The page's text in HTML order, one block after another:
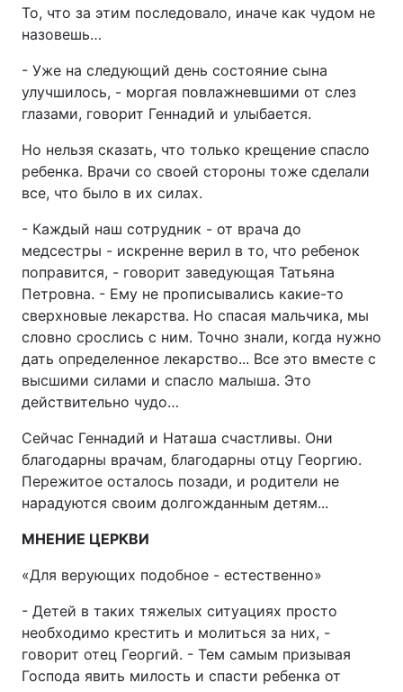
То, что за этим последовало, иначе как чудом не
назовешь…
- Уже на следующий день состояние сына
улучшилось, - моргая повлажневшими от слез
глазами, говорит Геннадий и улыбается.
Но нельзя сказать, что только крещение спасло
ребенка. Врачи со своей стороны тоже сделали
все, что было в их силах.
- Каждый наш сотрудник - от врача до
медсестры - искренне верил в то, что ребенок
поправится, - говорит заведующая Татьяна
Петровна. - Ему не прописывались какие-то
сверхновые лекарства. Но спасая мальчика, мы
словно срослись с ним. Точно знали, когда нужно
дать определенное лекарство... Все это вместе с
высшими силами и спасло малыша. Это
действительно чудо…
Сейчас Геннадий и Наташа счастливы. Они
благодарны врачам, благодарны отцу Георгию.
Пережитое осталось позади, и родители не
нарадуются своим долгожданным детям...
МНЕНИЕ ЦЕРКВИ
«Для верующих подобное - естественно»
- Детей в таких тяжелых ситуациях просто
необходимо крестить и молиться за них, -
говорит отец Георгий. - Тем самым призывая
Господа явить милость и спасти ребенка от